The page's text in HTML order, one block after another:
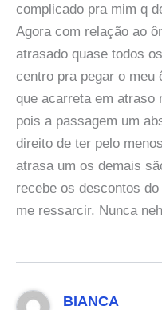
complicado pra mim q
Agora com relação ao
atrasado quase todos
centro pra pegar o meu
que acarreta em atraso
pois a passagem um
direito de ter pelo
atrasa um os demais
recebe os descontos
me ressarcir. Nunca
BIANCA